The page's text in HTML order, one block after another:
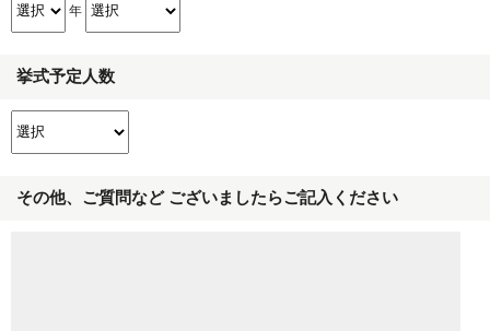
年
挙式予定人数
その他、ご質問など ございましたらご記入ください